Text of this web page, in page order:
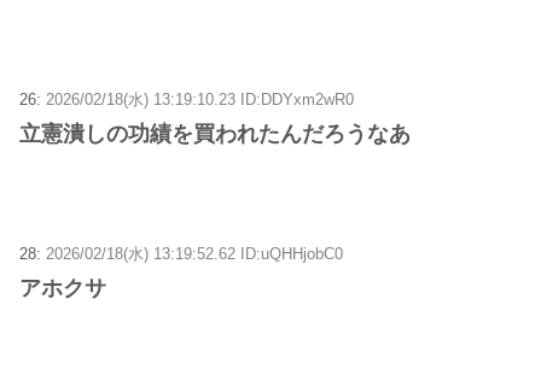
26: 2026/02/18(水) 13:19:10.23 ID:DDYxm2wR0
立憲潰しの功績を買われたんだろうなあ
28: 2026/02/18(水) 13:19:52.62 ID:uQHHjobC0
アホクサ